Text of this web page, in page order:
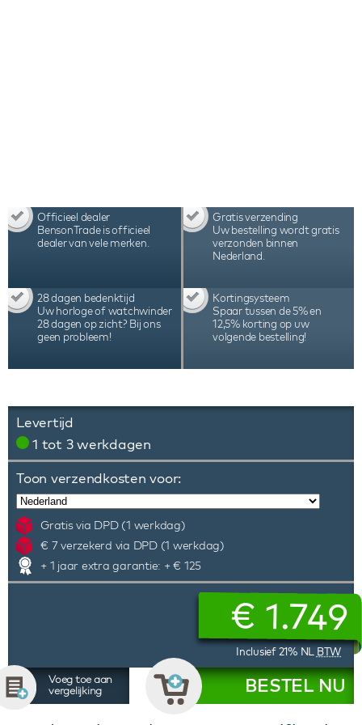
Officieel dealer
BensonTrade is officieel
dealer van vele merken.
Gratis verzending
Uw bestelling wordt gratis
verzonden binnen
Nederland.
28 dagen bedenktijd
Uw horloge of watchwinder
28 dagen op zicht? Bij ons
geen probleem!
Kortingsysteem
Spaar tussen de 5% en
12,5% korting op uw
volgende bestelling!
Levertijd
1 tot 3 werkdagen
Toon verzendkosten voor:
Gratis via DPD (1 werkdag)
€ 7 verzekerd via DPD (1 werkdag)
+ 1 jaar extra garantie: + € 125
€ 1.749
Inclusief 21% NL BTW
Voeg toe aan
vergelijking
BESTEL NU